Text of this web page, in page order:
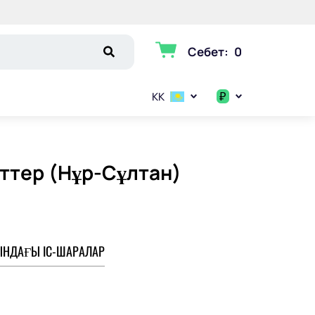
Себет: 0
KK ₽
(Нұр-Сұлтан)
ІС-ШАРАЛАР